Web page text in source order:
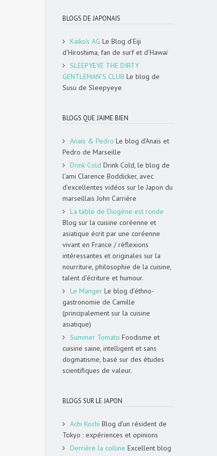
BLOGS DE JAPONAIS
Kaiko's AG Le Blog d’Eiji
d’Hiroshima, fan de surf et d’Hawaï
SLEEPYEYE THE DIRTY
GENTLEMAN'S CLUB Le blog de
Susu de Sleepyeye
BLOGS QUE J'AIME BIEN
Anaïs & Pedro Le blog d’Anaïs et
Pedro de Marseille
Drink Cold Drink Cold, le blog de
l’ami Clarence Boddicker, avec
d’excellentes vidéos sur le Japon du
marseillais John Carrière
La table de Diogène est ronde
Blog sur la cuisine coréenne et
asiatique écrit par une coréenne
vivant en France / réflexions
intéressantes et originales sur la
nourriture, philosophie de la cuisine,
talent d’écriture et humour.
Le Manger Le blog d’éthno-
gastronomie de Camille
(principalement sur la cuisine
asiatique)
Summer Tomato Foodisme et
cuisine saine, intelligent et sans
dogmatisme, basé sur des études
scientifiques de valeur.
BLOGS SUR LE JAPON
Achi Kochi Blog d’un résident de
Tokyo : expériences et opinions
Derrière la colline Excellent blog